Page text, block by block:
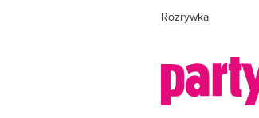
Rozrywka